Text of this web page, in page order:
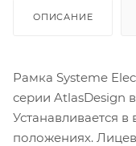
ОПИСАНИЕ
Рамка Systeme
серии AtlasDesign
Устанавливается
положениях.